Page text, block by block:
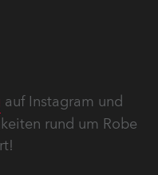
auf Instagram und
rund um Robe